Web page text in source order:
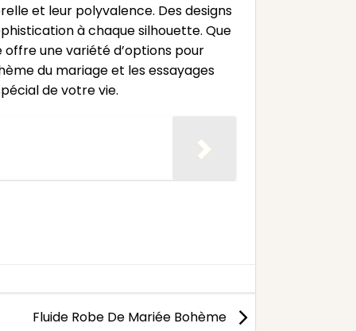
et leur polyvalence. Des designs
à chaque silhouette. Que
une variété d’options pour
du mariage et les essayages
de votre vie.
Fluide Robe De Mariée Bohème